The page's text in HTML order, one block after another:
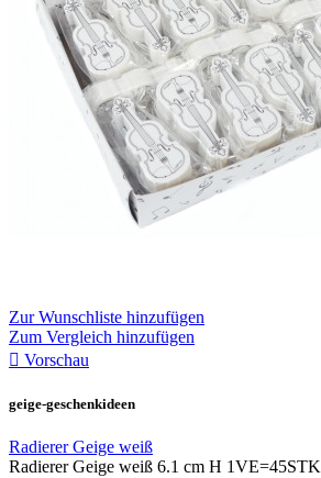
Zur Wunschliste hinzufügen
Zum Vergleich hinzufügen
 Vorschau
geige-geschenkideen
Radierer Geige weiß
Radierer Geige weiß 6.1 cm H 1VE=45STK